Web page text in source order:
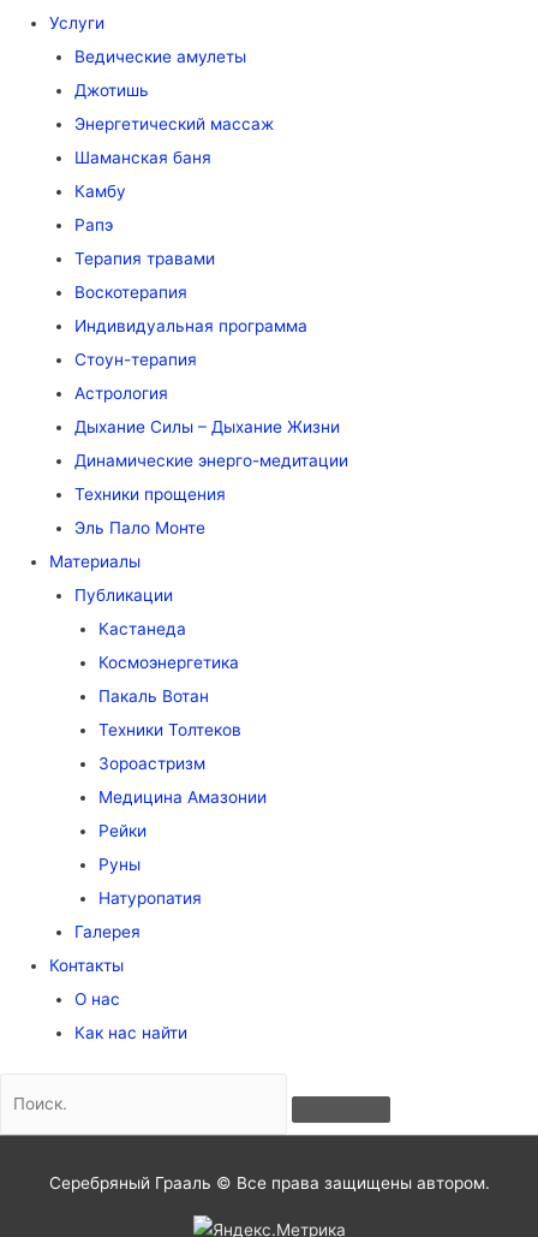
Услуги
Ведические амулеты
Джотишь
Энергетический массаж
Шаманская баня
Камбу
Рапэ
Терапия травами
Воскотерапия
Индивидуальная программа
Стоун-терапия
Астрология
Дыхание Силы – Дыхание Жизни
Динамические энерго-медитации
Техники прощения
Эль Пало Монте
Материалы
Публикации
Кастанеда
Космоэнергетика
Пакаль Вотан
Техники Толтеков
Зороастризм
Медицина Амазонии
Рейки
Руны
Натуропатия
Галерея
Контакты
О нас
Как нас найти
Серебряный Грааль © Все права защищены автором.